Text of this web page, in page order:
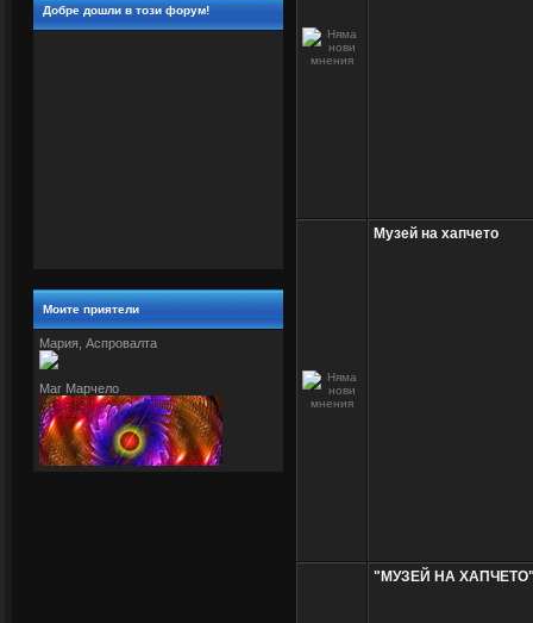
Добре дошли в този форум!
Моите приятели
Мария, Аспровалта
Маг Марчело
Музей на хапчето
"МУЗЕЙ НА